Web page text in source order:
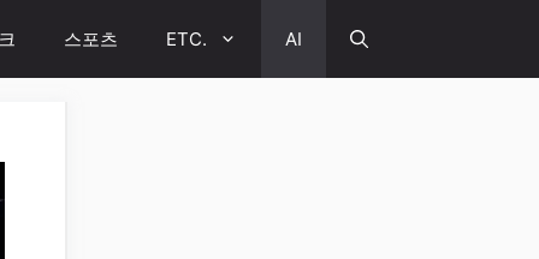
스포츠 ETC. AI